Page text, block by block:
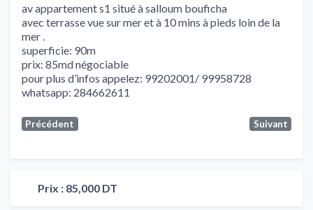
av appartement s1 situé à salloum bouficha
avec terrasse vue sur mer et à 10 mins à pieds loin de la
mer .
superficie: 90m
prix: 85md négociable
pour plus d’infos appelez: 99202001/ 99958728
whatsapp: 284662611
Précédent Suivant
Prix : 85,000 DT